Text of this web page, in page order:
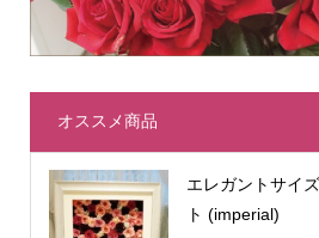
オススメ商品
エレガントサイ
ト (imperial)